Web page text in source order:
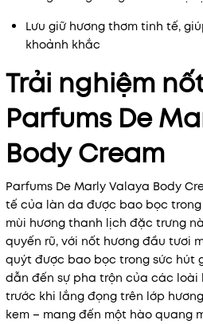
Lưu giữ hương thơm tinh tế,
khoảnh khắc
Trải nghiệm
Parfums De
Body Cream
Parfums De Marly Valaya Body
tế của làn da được bao bọc trong
mùi hương thanh lịch đặc trưng
quyến rũ, với nốt hương đầu tươi
quýt được bao bọc trong sức hút
dẫn đến sự pha trộn của các
trước khi lắng đọng trên lớp
kem – mang đến một hào quang